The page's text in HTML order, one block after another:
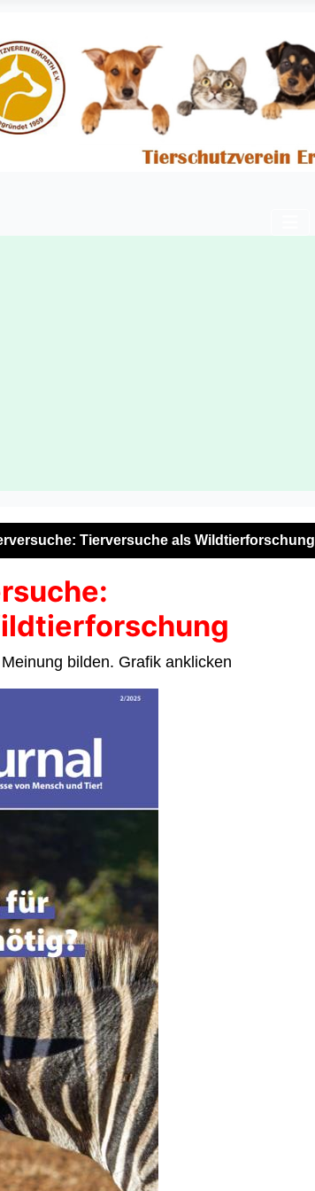
Tierversuche als Wildtierforschung
bilden. Grafik anklicken